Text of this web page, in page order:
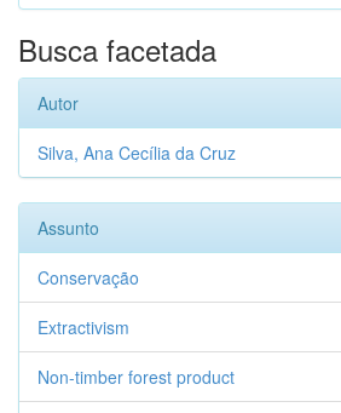
Busca facetada
Autor
Silva, Ana Cecília da Cruz
Assunto
Conservação
Extractivism
Non-timber forest product